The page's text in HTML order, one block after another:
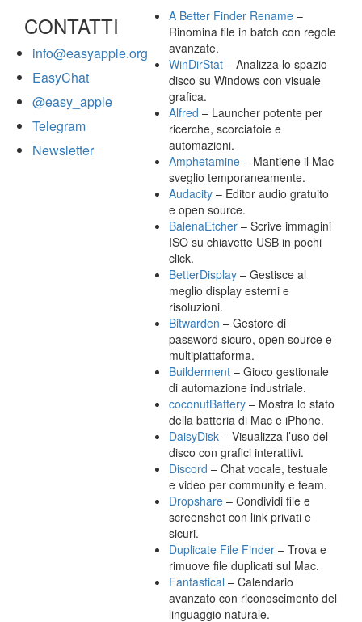
CONTATTI
info@easyapple.org
EasyChat
@easy_apple
Telegram
Newsletter
A Better Finder Rename –
Rinomina file in batch con regole
avanzate.
WinDirStat – Analizza lo spazio
disco su Windows con visuale
grafica.
Alfred – Launcher potente per
ricerche, scorciatoie e
automazioni.
Amphetamine – Mantiene il Mac
sveglio temporaneamente.
Audacity – Editor audio gratuito
e open source.
BalenaEtcher – Scrive immagini
ISO su chiavette USB in pochi
click.
BetterDisplay – Gestisce al
meglio display esterni e
risoluzioni.
Bitwarden – Gestore di
password sicuro, open source e
multipiattaforma.
Builderment – Gioco gestionale
di automazione industriale.
coconutBattery – Mostra lo stato
della batteria di Mac e iPhone.
DaisyDisk – Visualizza l’uso del
disco con grafici interattivi.
Discord – Chat vocale, testuale
e video per community e team.
Dropshare – Condividi file e
screenshot con link privati e
sicuri.
Duplicate File Finder – Trova e
rimuove file duplicati sul Mac.
Fantastical – Calendario
avanzato con riconoscimento del
linguaggio naturale.